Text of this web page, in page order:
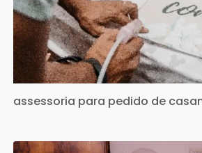
assessoria para pedido de